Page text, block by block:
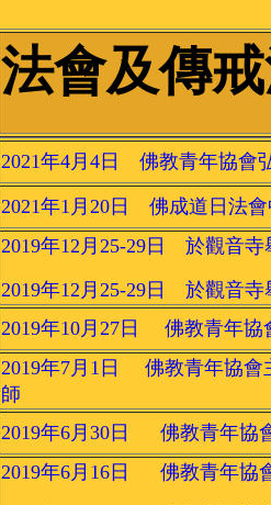
法會及傳
2021年4月4日 佛教青年協會
2021年1月20日 佛成道日法
2019年12月25-29日 於觀音
2019年12月25-29日 於觀音
2019年10月27日 佛教青年協
2019年7月1日 佛教青年協會
師
2019年6月30日 佛教青年協
2019年6月16日 佛教青年協